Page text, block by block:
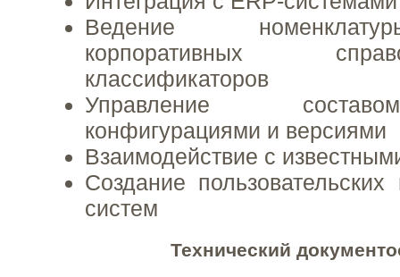
Ведение
корпоративных
классификаторов
Управление
конфигурациями и версиями
Взаимодействие с
Создание
систем
Технический